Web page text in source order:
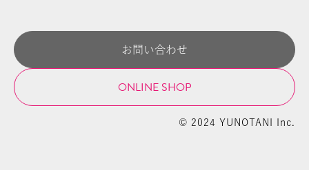
お問い合わせ
ONLINE SHOP
© 2024 YUNOTANI Inc.